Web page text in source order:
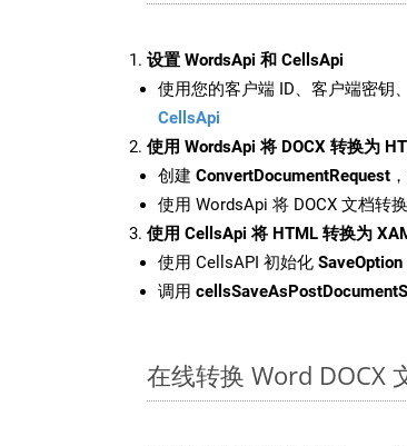
设置 WordsApi 和 CellsApi
使用您的客户端 ID、客户端密钥
CellsApi
使用 WordsApi 将 DOCX 转换为
创建 ConvertDocumentRequest
使用 WordsApi 将 DOCX 文档转换
使用 CellsApi 将 HTML 转换为
使用 CellsAPI 初始化 SaveOption
调用
在线转换 Word DOCX